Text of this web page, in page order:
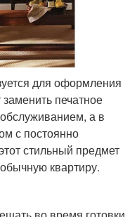
для оформления
печатное
а в
с постоянно
стильный предмет
квартиру.